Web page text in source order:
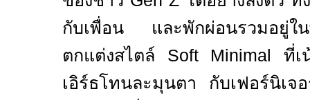
กับเพื่อน และพักผ่อนรวมอยู่ใ
ตกแต่งสไตล์ Soft Minimal ที่เ
เอิร์ธโทนละมุนตา กับเฟอร์นิเจ